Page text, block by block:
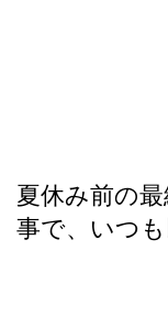
夏休み前の
事で、いつも